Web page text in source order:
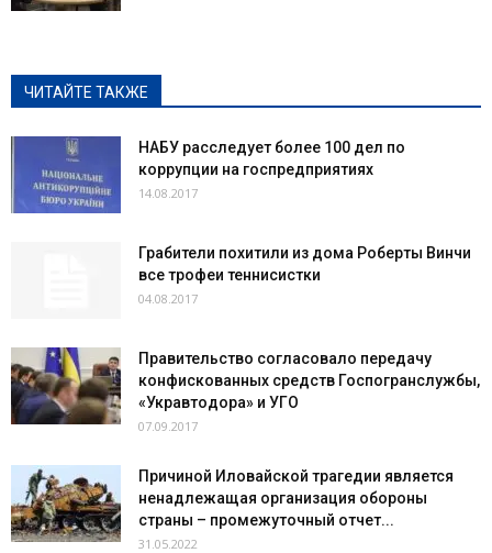
ЧИТАЙТЕ ТАКЖЕ
НАБУ расследует более 100 дел по
коррупции на госпредприятиях
14.08.2017
Грабители похитили из дома Роберты Винчи
все трофеи теннисистки
04.08.2017
Правительство согласовало передачу
конфискованных средств Госпогранслужбы,
«Укравтодора» и УГО
07.09.2017
Причиной Иловайской трагедии является
ненадлежащая организация обороны
страны – промежуточный отчет...
31.05.2022